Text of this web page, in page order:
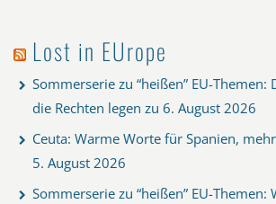
Lost in EUrope
Sommerserie zu “heißen” EU-Themen:
die Rechten legen zu 6. August 2026
Ceuta: Warme Worte für Spanien,
5. August 2026
Sommerserie zu “heißen” EU-Themen: